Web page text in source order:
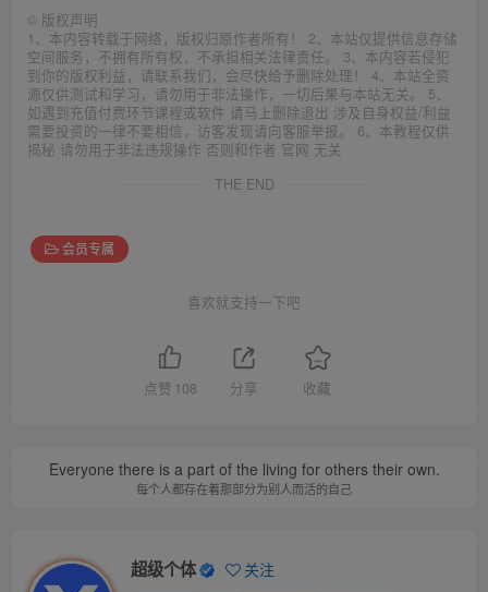
© 版权声明
1、本内容转载于网络，版权归原作者所有！ 2、本站仅提供信息存储
空间服务，不拥有所有权，不承担相关法律责任。 3、本内容若侵犯
到你的版权利益，请联系我们，会尽快给予删除处理！ 4、本站全资
源仅供测试和学习，请勿用于非法操作，一切后果与本站无关。 5、
如遇到充值付费环节课程或软件 请马上删除退出 涉及自身权益/利益
需要投资的一律不要相信，访客发现请向客服举报。 6、本教程仅供
揭秘 请勿用于非法违规操作 否则和作者 官网 无关
THE END
会员专属
喜欢就支持一下吧
点赞 108 分享 收藏
Everyone there is a part of the living for others their own.
每个人都存在着那部分为别人而活的自己
超级个体 关注